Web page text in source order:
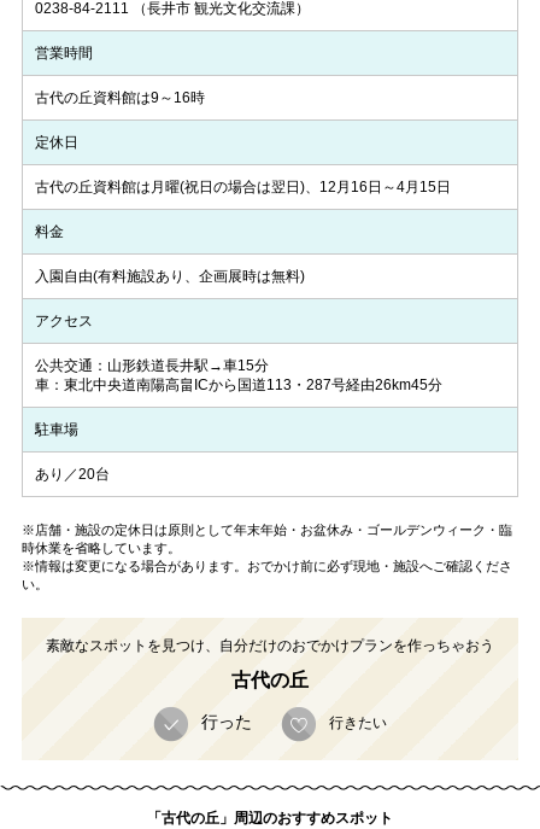
0238-84-2111 （長井市 観光文化交流課）
営業時間
古代の丘資料館は9～16時
定休日
古代の丘資料館は月曜(祝日の場合は翌日)、12月16日～4月15日
料金
入園自由(有料施設あり、企画展時は無料)
アクセス
公共交通：山形鉄道長井駅→車15分
車：東北中央道南陽高畠ICから国道113・287号経由26km45分
駐車場
あり／20台
※店舗・施設の定休日は原則として年末年始・お盆休み・ゴールデンウィーク・臨
時休業を省略しています。
※情報は変更になる場合があります。おでかけ前に必ず現地・施設へご確認くださ
い。
素敵なスポットを見つけ、自分だけのおでかけプランを作っちゃおう
古代の丘
行った 行きたい
「古代の丘」周辺のおすすめスポット